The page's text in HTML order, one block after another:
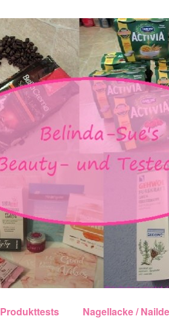
Produkttests Nagellacke /